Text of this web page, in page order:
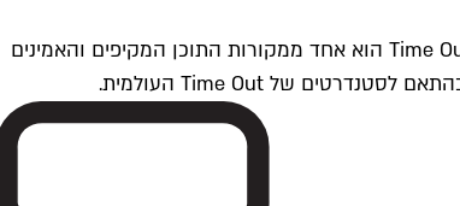
Time Outתל אביב הוא חלק מרשת Time Out Global — רשת מדיה בינלאומית הפועלת ב-360 ערים מרכזיות וב-60 מדינות ברחבי העולם. Time Out הוא אחד ממקורות התוכן המקיפים והאמינים